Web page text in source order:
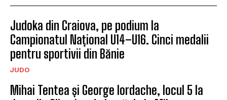
Judoka din Craiova, pe podium la
Campionatul Național U14–U16. Cinci medalii
pentru sportivii din Bănie
JUDO
Mihai Tentea și George Iordache, locul 5 la